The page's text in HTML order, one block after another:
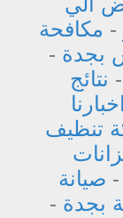
- مكافحة
بجدة -
- نتائج
اخبارنا
تنظيف
- صيانة
بجدة -